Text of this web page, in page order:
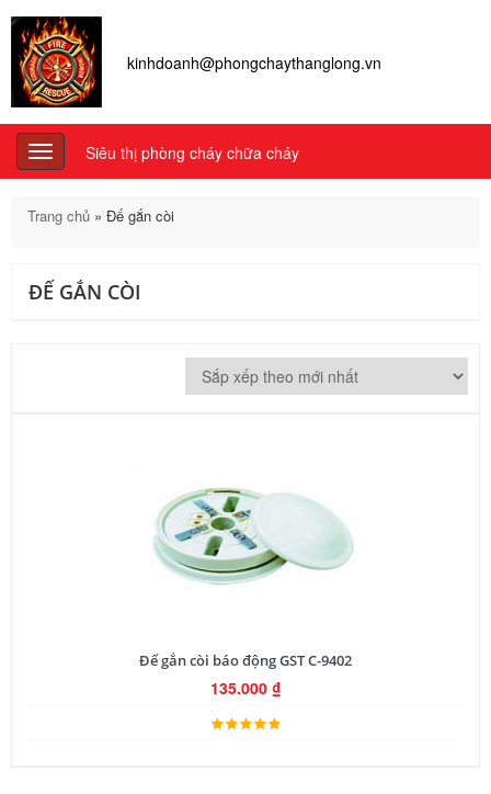
kinhdoanh@phongchaythanglong.vn
Toggle
navigation
Siêu thị phòng cháy chữa cháy
Trang chủ » Đế gắn còi
ĐẾ GẮN CÒI
Đế gắn còi báo động GST C-9402
135.000 ₫